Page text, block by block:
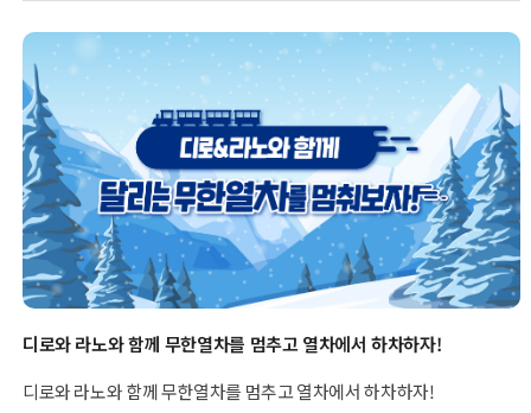
디로와 라노와 함께 무한열차를 멈추고 열차에서 하차하자!
디로와 라노와 함께 무한열차를 멈추고 열차에서 하차하자!